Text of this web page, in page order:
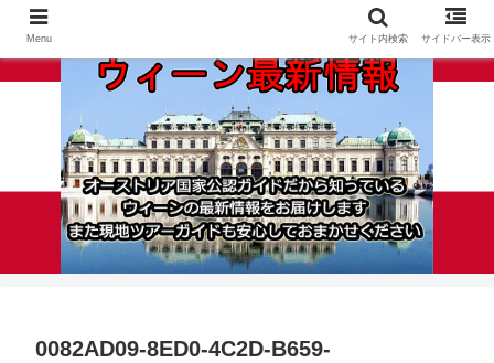
0082AD09-8ED0-4C2D-B659-
Menu サイト内検索 サイドバー表示